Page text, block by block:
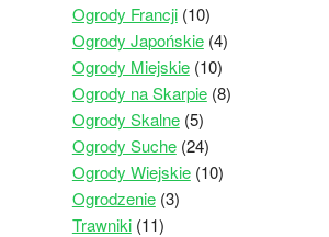
Ogrody Francji(10)
Ogrody Japońskie(4)
Ogrody Miejskie(10)
Ogrody na Skarpie(8)
Ogrody Skalne(5)
Ogrody Suche(24)
Ogrody Wiejskie(10)
Ogrodzenie(3)
Trawniki(11)